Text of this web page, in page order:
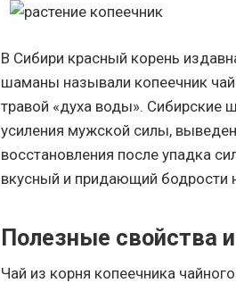
В Сибири красный корень
шаманы называли копеечник
травой «духа воды». Сибирские
усиления мужской силы,
восстановления после упадка
вкусный и придающий бодрости
Полезные свойства
Чай из корня копеечника